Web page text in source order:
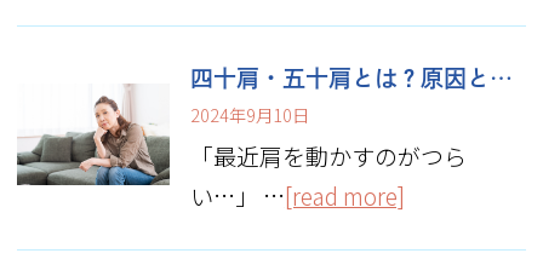
四十肩・五十肩とは？原因と症状をチェックしよう
2024年9月10日
「最近肩を動かすのがつら
い…」 …[read more]